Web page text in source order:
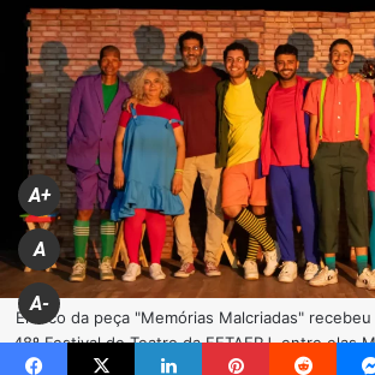
A+
A
A-
Elenco da peça "Memórias Malcriadas"
48º Festival de Teatro da FETAERJ, entre elas
Atriz Coadjuvante. (Foto: Cecília